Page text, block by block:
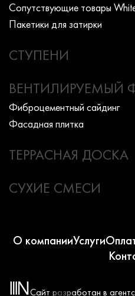
Сопутствующие товары
Пакетики для затирки
СТУПЕНИ
ВЕНТИЛИРУЕМЫЙ
Фиброцементный сайдинг
Фасадная плитка
ТЕРРАСНАЯ ДОСКА
СУХИЕ СМЕСИ
О компанииУслуги
Сайт разработан в